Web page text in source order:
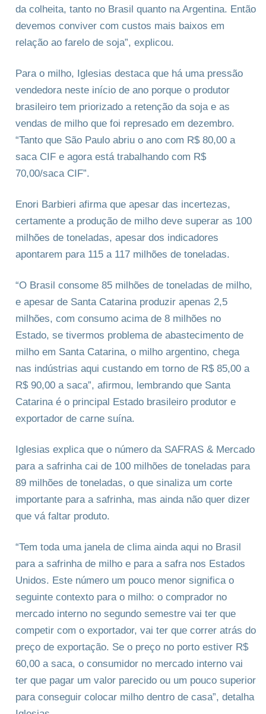
da colheita, tanto no Brasil quanto na Argentina. Então
devemos conviver com custos mais baixos em
relação ao farelo de soja”, explicou.
Para o milho, Iglesias destaca que há uma pressão
vendedora neste início de ano porque o produtor
brasileiro tem priorizado a retenção da soja e as
vendas de milho que foi represado em dezembro.
“Tanto que São Paulo abriu o ano com R$ 80,00 a
saca CIF e agora está trabalhando com R$
70,00/saca CIF”.
Enori Barbieri afirma que apesar das incertezas,
certamente a produção de milho deve superar as 100
milhões de toneladas, apesar dos indicadores
apontarem para 115 a 117 milhões de toneladas.
“O Brasil consome 85 milhões de toneladas de milho,
e apesar de Santa Catarina produzir apenas 2,5
milhões, com consumo acima de 8 milhões no
Estado, se tivermos problema de abastecimento de
milho em Santa Catarina, o milho argentino, chega
nas indústrias aqui custando em torno de R$ 85,00 a
R$ 90,00 a saca”, afirmou, lembrando que Santa
Catarina é o principal Estado brasileiro produtor e
exportador de carne suína.
Iglesias explica que o número da SAFRAS & Mercado
para a safrinha cai de 100 milhões de toneladas para
89 milhões de toneladas, o que sinaliza um corte
importante para a safrinha, mas ainda não quer dizer
que vá faltar produto.
“Tem toda uma janela de clima ainda aqui no Brasil
para a safrinha de milho e para a safra nos Estados
Unidos. Este número um pouco menor significa o
seguinte contexto para o milho: o comprador no
mercado interno no segundo semestre vai ter que
competir com o exportador, vai ter que correr atrás do
preço de exportação. Se o preço no porto estiver R$
60,00 a saca, o consumidor no mercado interno vai
ter que pagar um valor parecido ou um pouco superior
para conseguir colocar milho dentro de casa”, detalha